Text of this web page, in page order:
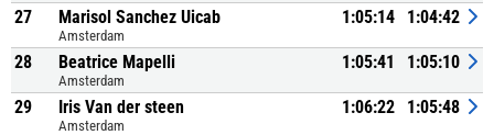
27 Marisol Sanchez Uicab
Amsterdam
1:05:14 1:04:42
28 Beatrice Mapelli
Amsterdam
1:05:41 1:05:10
29 Iris Van der steen
Amsterdam
1:06:22 1:05:48